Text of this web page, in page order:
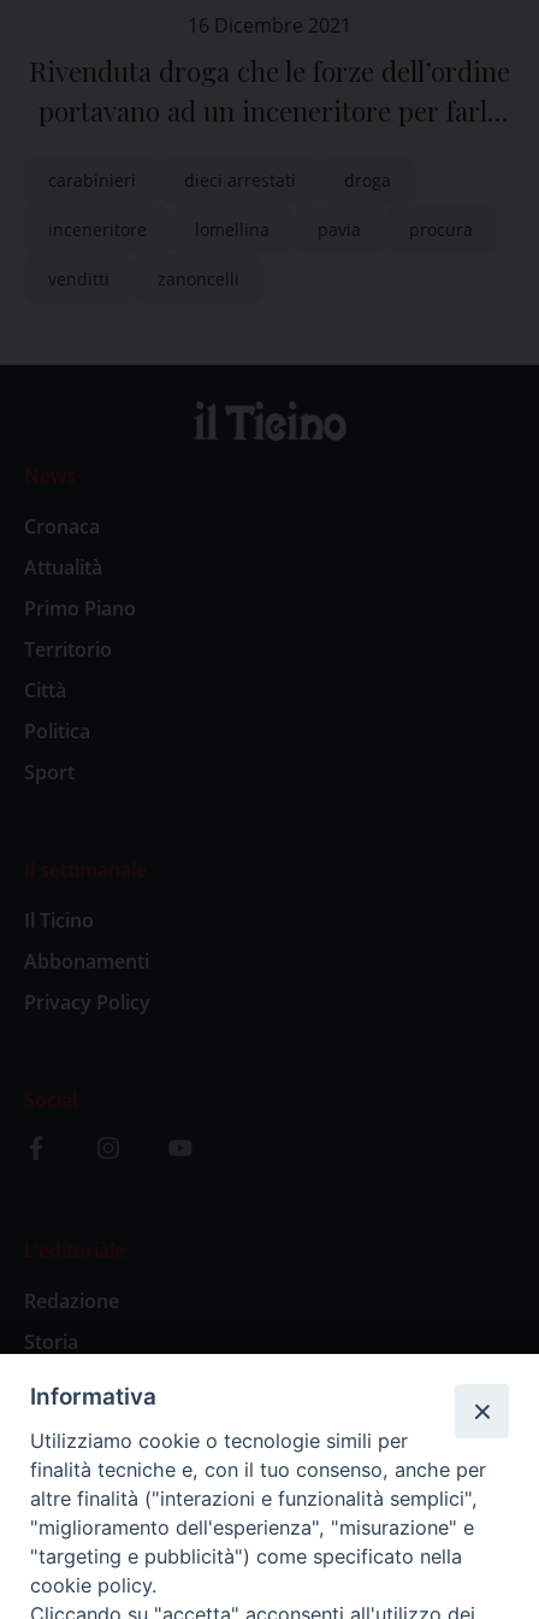
16 Dicembre 2021
Rivenduta droga che le forze dell’ordine
portavano ad un inceneritore per farla
carabinieri dieci arrestati droga
inceneritore lomellina pavia procura
venditti zanoncelli
News
Cronaca
Attualità
Primo Piano
Territorio
Città
Politica
Sport
Il settimanale
Il Ticino
Abbonamenti
Privacy Policy
Social
L’editoriale
Redazione
Storia
Abbonamenti
Abbonamento Annuale Digitale
Abbonamento Annuale Cartaceo
Abbonamento Singola Copia Digitale
Informativa
Utilizziamo cookie o tecnologie simili per
finalità tecniche e, con il tuo consenso, anche per
altre finalità ("interazioni e funzionalità semplici",
"miglioramento dell'esperienza", "misurazione" e
"targeting e pubblicità") come specificato nella
cookie policy.